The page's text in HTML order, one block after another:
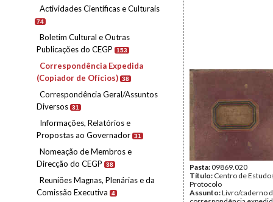
Actividades Científicas e Culturais
74
Boletim Cultural e Outras
Publicações do CEGP
153
Correspondência Expedida
(Copiador de Ofícios) 38
Correspondência Geral/Assuntos
Diversos 31
Informações, Relatórios e
Propostas ao Governador 31
Nomeação de Membros e
Direcção do CEGP
38
Reuniões Magnas, Plenárias e da
Comissão Executiva
4
Pasta:09869.020
Título: Centro de
Protocolo
Assunto:Livro/caderno